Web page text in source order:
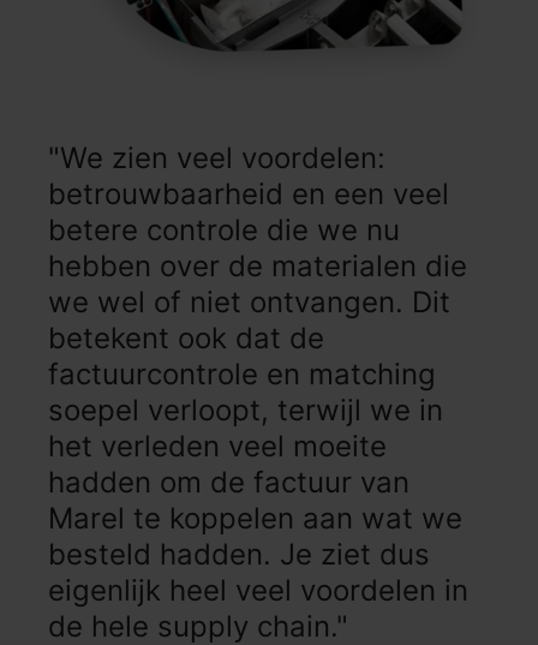
"We zien veel voordelen:
betrouwbaarheid en een veel
betere controle die we nu
hebben over de materialen die
we wel of niet ontvangen. Dit
betekent ook dat de
factuurcontrole en matching
soepel verloopt, terwijl we in
het verleden veel moeite
hadden om de factuur van
Marel te koppelen aan wat we
besteld hadden. Je ziet dus
eigenlijk heel veel voordelen in
de hele supply chain."